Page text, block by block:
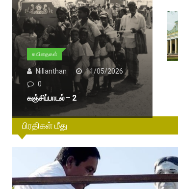
கவிதைகள்
Nillanthan
11/05/2026
0
கஞ்சிப்பாடல் – 2
பிரதிகள் மீது